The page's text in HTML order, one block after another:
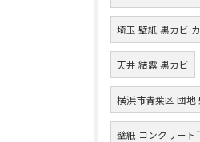
埼玉 壁紙 黒カビ
天井 結露 黒カビ
横浜市青葉区 団地
壁紙 コンクリート